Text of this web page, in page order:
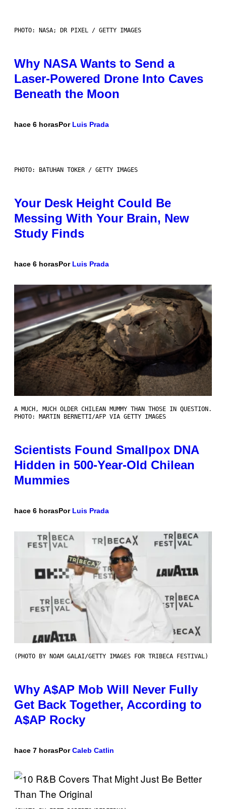
PHOTO: NASA; DR PIXEL / GETTY IMAGES
Why NASA Wants to Send a
Laser-Powered Drone Into Caves
Beneath the Moon
hace 6 horasPor Luis Prada
PHOTO: BATUHAN TOKER / GETTY IMAGES
Your Desk Height Could Be
Messing With Your Brain, New
Study Finds
hace 6 horasPor Luis Prada
A MUCH, MUCH OLDER CHILEAN MUMMY THAN THOSE IN QUESTION.
PHOTO: MARTIN BERNETTI/AFP VIA GETTY IMAGES
Scientists Found Smallpox DNA
Hidden in 500-Year-Old Chilean
Mummies
hace 6 horasPor Luis Prada
(PHOTO BY NOAM GALAI/GETTY IMAGES FOR TRIBECA FESTIVAL)
Why A$AP Mob Will Never Fully
Get Back Together, According to
A$AP Rocky
hace 7 horasPorCaleb Catlin